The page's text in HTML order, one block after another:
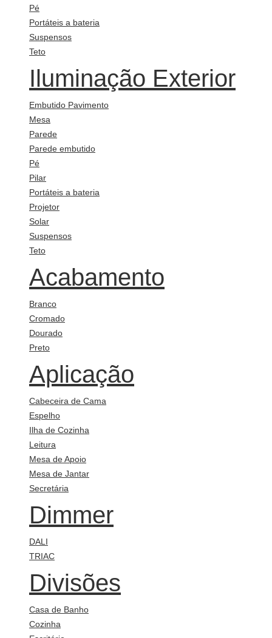
Pé
Portáteis a bateria
Suspensos
Teto
Iluminação Exterior
Embutido Pavimento
Mesa
Parede
Parede embutido
Pé
Pilar
Portáteis a bateria
Projetor
Solar
Suspensos
Teto
Acabamento
Branco
Cromado
Dourado
Preto
Aplicação
Cabeceira de Cama
Espelho
Ilha de Cozinha
Leitura
Mesa de Apoio
Mesa de Jantar
Secretária
Dimmer
DALI
TRIAC
Divisões
Casa de Banho
Cozinha